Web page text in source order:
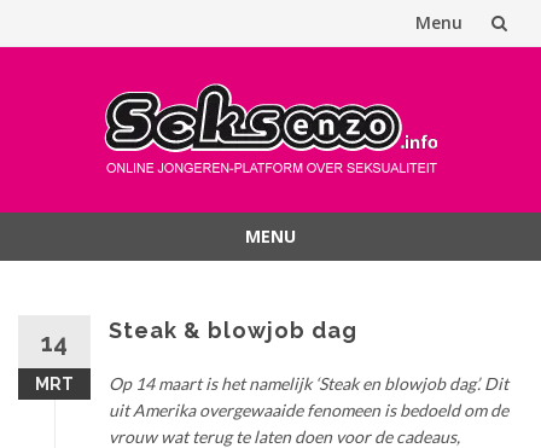
Menu
MENU
14
MRT
Steak & blowjob dag
Op 14 maart is het namelijk ‘Steak en blowjob dag’. Dit
uit Amerika overgewaaide fenomeen is bedoeld om de
vrouw wat terug te laten doen voor de cadeaus,